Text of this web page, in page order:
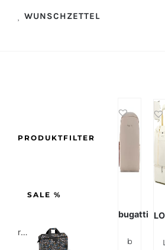
WUNSCHZETTEL
bugatti
PRODUKTFILTER
SALE %
reisenthel allrounder L pocket  Vielseitige Doktortasche für Reise, Arbeit und Freizeit  Mit praktischer Trolley…